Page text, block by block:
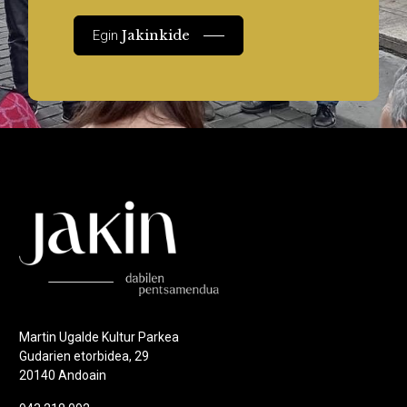
EginJakinkide
Martin Ugalde Kultur Parkea
Gudarien etorbidea, 29
20140 Andoain